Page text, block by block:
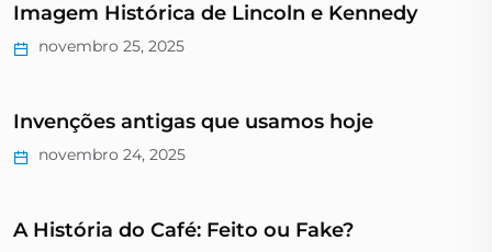
Imagem Histórica de Lincoln e Kennedy
novembro 25, 2025
Invenções antigas que usamos hoje
novembro 24, 2025
A História do Café: Feito ou Fake?